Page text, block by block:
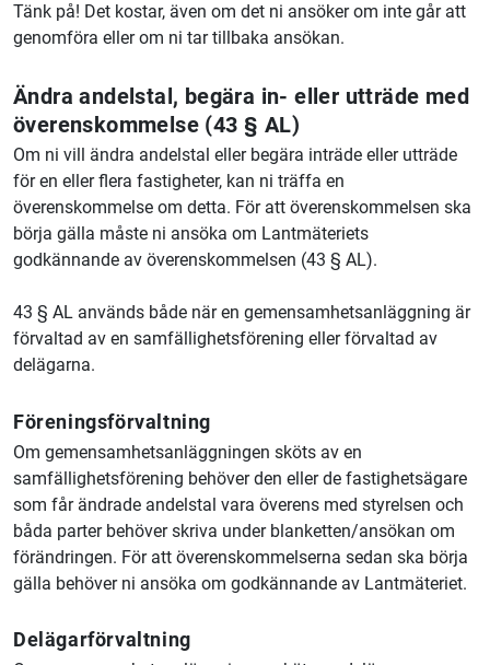
Tänk på! Det kostar, även om det ni ansöker om inte går att
genomföra eller om ni tar tillbaka ansökan.
Ändra andelstal, begära in- eller utträde med
överenskommelse (43 § AL)
Om ni vill ändra andelstal eller begära inträde eller utträde
för en eller flera fastigheter, kan ni träffa en
överenskommelse om detta. För att överenskommelsen ska
börja gälla måste ni ansöka om Lantmäteriets
godkännande av överenskommelsen (43 § AL).
43 § AL används både när en gemensamhetsanläggning är
förvaltad av en samfällighetsförening eller förvaltad av
delägarna.
Föreningsförvaltning
Om gemensamhetsanläggningen sköts av en
samfällighetsförening behöver den eller de fastighetsägare
som får ändrade andelstal vara överens med styrelsen och
båda parter behöver skriva under blanketten/ansökan om
förändringen. För att överenskommelserna sedan ska börja
gälla behöver ni ansöka om godkännande av Lantmäteriet.
Delägarförvaltning